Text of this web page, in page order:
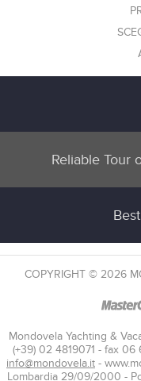
Reliable Tour
COPYRIGHT © 2026
Mondovela Yachting &
(+39) 02 4819071 - fax 06
info@mondovela.it -
Lombardia 29/09/2000 -